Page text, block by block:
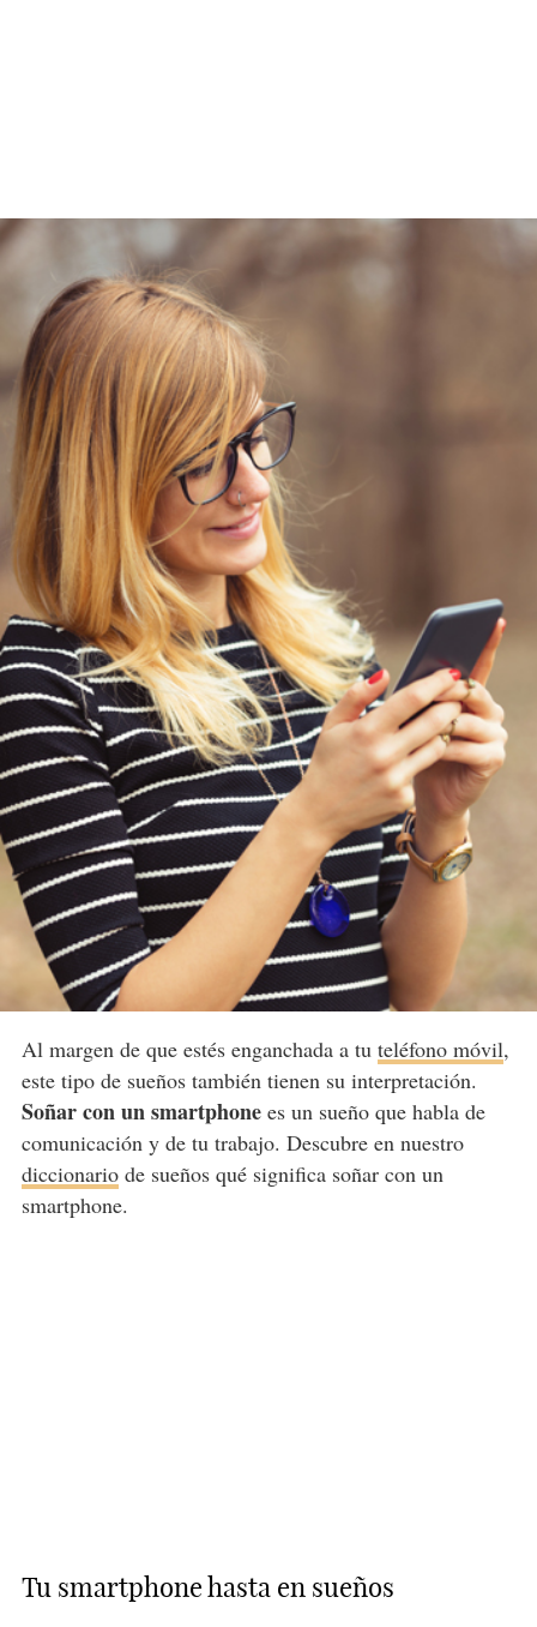
Al margen de que estés enganchada a tu teléfono móvil,
este tipo de sueños también tienen su interpretación.
Soñar con un smartphonees un sueño que habla de
comunicación y de tu trabajo. Descubre en nuestro
diccionariode sueños qué significa soñar con un
smartphone.
Tu smartphone hasta en sueños